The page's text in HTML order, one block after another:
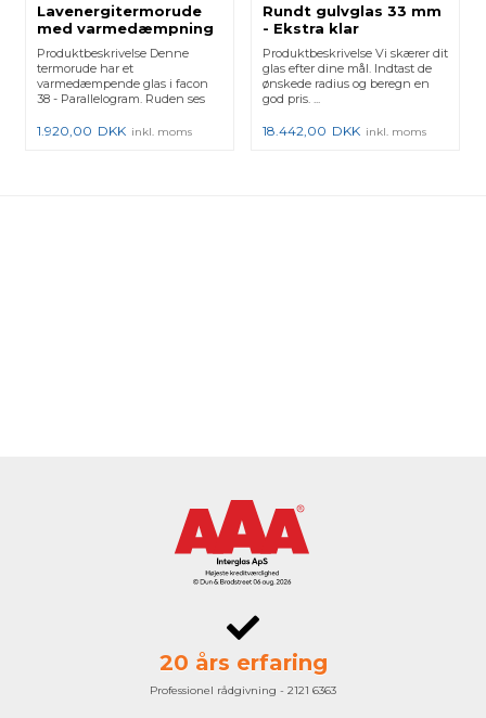
Lavenergitermorude
med varmedæmpning
- Figur 38
Produktbeskrivelse Denne
termorude har et
varmedæmpende glas i facon
38 - Parallelogram. Ruden ses
1.920,00 DKK inkl. moms
Rundt gulvglas 33 mm
- Ekstra klar
Produktbeskrivelse Vi skærer dit
glas efter dine mål. Indtast de
ønskede radius og beregn en
god pris. ...
18.442,00 DKK inkl. moms
20 års erfaring
Professionel rådgivning - 2121 6363